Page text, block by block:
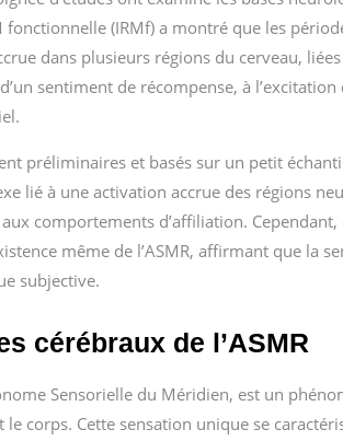
fonctionnelle (IRMf) a montré que les
dans plusieurs régions du cerveau,
sentiment de récompense, à
préliminaires et basés sur un petit
lié à une activation accrue des régions
aux comportements d’affiliation.
même de l’ASMR, affirmant que la
subjective.
cérébraux de l’ASMR
Sensorielle du Méridien, est un
corps. Cette sensation unique se